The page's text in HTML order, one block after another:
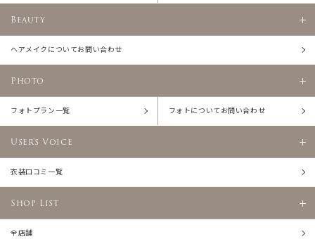
Beauty
ヘアメイクについてお問い合わせ
Photo
フォトプラン一覧 フォトについてお問い合わせ
User's Voice
衣装口コミ一覧
Shop List
全店舗